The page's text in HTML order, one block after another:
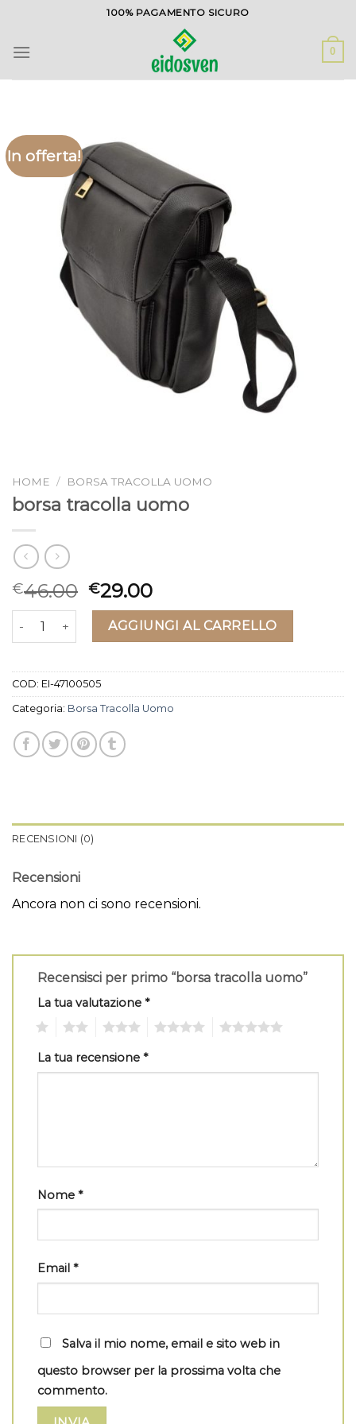
contenuti
100% PAGAMENTO SICURO
0
In offerta!
HOME / BORSA TRACOLLA UOMO
borsa tracolla uomo
€46.00 €29.00
borsa tracolla uomo quantitàAGGIUNGI AL CARRELLO
COD: EI-47100505
Categoria: Borsa Tracolla Uomo
RECENSIONI (0)
Recensioni
Ancora non ci sono recensioni.
Recensisci per primo “borsa tracolla uomo”
La tua valutazione *
La tua recensione *
Nome *
Email *
Salva il mio nome, email e sito web in
questo browser per la prossima volta che
commento.